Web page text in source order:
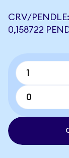
CRV/
0,158722